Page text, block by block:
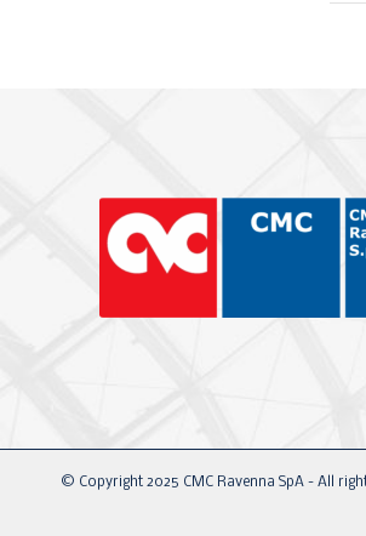
© Copyright 2025 CMC Ravenna SpA - All